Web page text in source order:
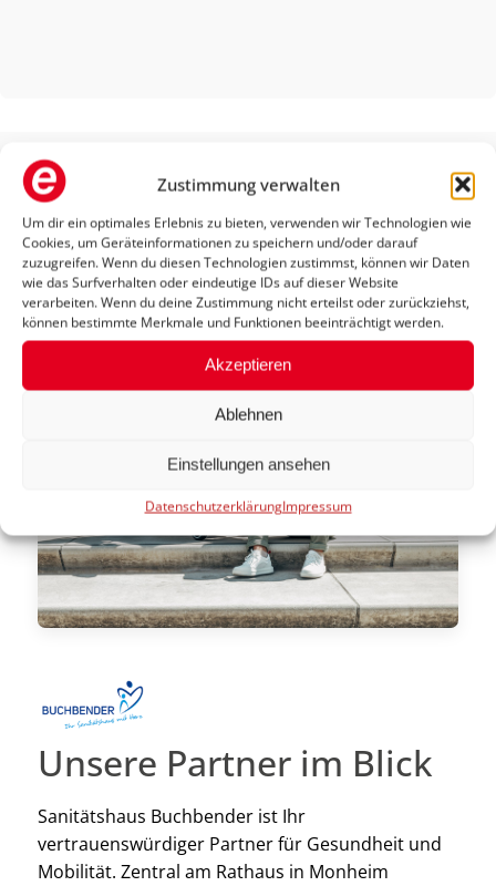
Zustimmung verwalten
Um dir ein optimales Erlebnis zu bieten, verwenden wir Technologien wie
Cookies, um Geräteinformationen zu speichern und/oder darauf
zuzugreifen. Wenn du diesen Technologien zustimmst, können wir Daten
wie das Surfverhalten oder eindeutige IDs auf dieser Website
verarbeiten. Wenn du deine Zustimmung nicht erteilst oder zurückziehst,
können bestimmte Merkmale und Funktionen beeinträchtigt werden.
Akzeptieren
Ablehnen
Einstellungen ansehen
DatenschutzerklärungImpressum
Sanitätshaus Buchbender
Highlights
Unsere Partner im Blick
Sanitätshaus Buchbender ist Ihr
vertrauenswürdiger Partner für Gesundheit und
Mobilität. Zentral am Rathaus in Monheim